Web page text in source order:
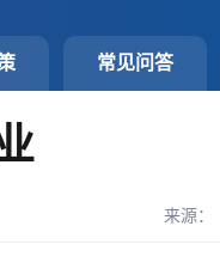
常见问答
来源：